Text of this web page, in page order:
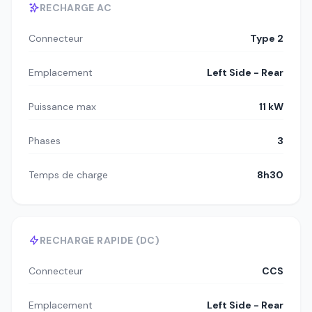
RECHARGE AC
Connecteur Type 2
Emplacement Left Side - Rear
Puissance max 11 kW
Phases 3
Temps de charge 8h30
RECHARGE RAPIDE (DC)
Connecteur CCS
Emplacement Left Side - Rear